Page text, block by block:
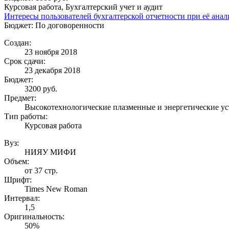
Курсовая работа, Бухгалтерский учет и аудит
Интересы пользователей бухгалтерской отчетности при её
Бюджет: По договоренности
Создан:
23 ноября 2018
Срок сдачи:
23 декабря 2018
Бюджет:
3200 руб.
Предмет:
Высокотехнологические плазменные и энергетические
Тип работы:
Курсовая работа
Вуз:
НИЯУ МИФИ
Объем:
от 37 стр.
Шрифт:
Times New Roman
Интервал:
1,5
Оригинальность:
50%